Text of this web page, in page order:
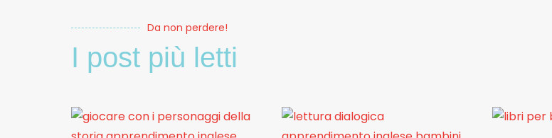
Da non perdere!
I post più letti